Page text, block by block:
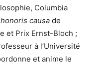
Columbia
honoris causa de
et Prix Ernst-Bloch ;
à l’Université
et anime le